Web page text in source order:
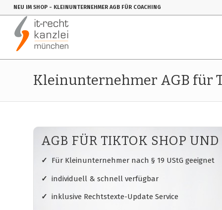
NEU IM SHOP - KLEINUNTERNEHMER AGB FÜR COACHING
Kleinunternehmer AGB für
AGB FÜR TIKTOK SHOP
✓ Für Kleinunternehmer nach § 19 UStG geeignet
✓ individuell & schnell verfügbar
✓ inklusive Rechtstexte-Update Service